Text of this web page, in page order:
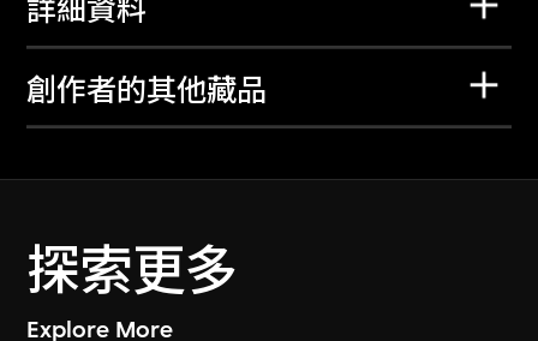
詳細資料
創作者的其他藏品
探索更多
Explore More